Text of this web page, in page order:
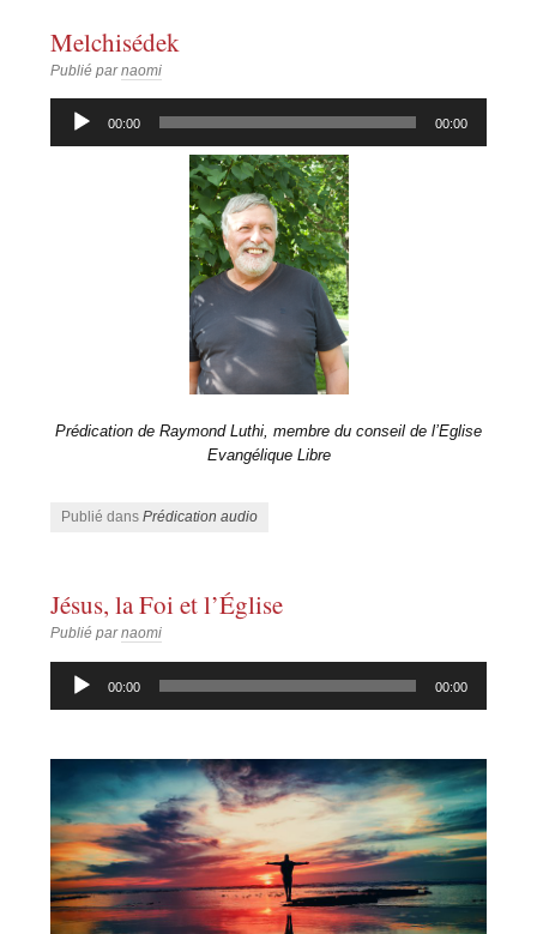
Melchisédek
Publié parnaomi
Lecteur
audio
00:00 00:00
Prédication de Raymond Luthi, membre du conseil de l’Eglise
Evangélique Libre
Publié dansPrédication audio
Jésus, la Foi et l’Église
Publié parnaomi
Lecteur
audio
00:00 00:00